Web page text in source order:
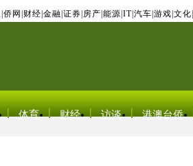
侨网 财经 金融 证券 房产 能源 IT| 汽车 游戏 文化
体育 财经 访谈 港澳台侨